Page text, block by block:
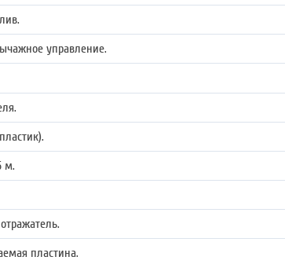
управление.
м.
пластина.